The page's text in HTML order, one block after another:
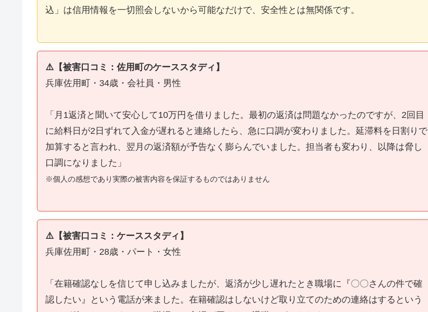
込」は信用情報を一切照会しないから可能なだけで、安全性とは無関係です。
⚠️【被害口コミ：佐用町のケーススタディ】
兵庫佐用町・34歳・会社員・男性
「月1返済と聞いて安心して10万円を借りました。最初の返済は問題なかったのですが、2回目
に給料日が2日ずれて入金が遅れると連絡したら、急に口調が変わりました。延滞料を日割りで
加算すると言われ、翌月の返済額が予告なく膨らんでいました。担当者も変わり、以降は脅し
口調になりました」
※個人の感想であり実際の被害内容を保証するものではありません
⚠️【被害口コミ：ケーススタディ】
兵庫佐用町・28歳・パート・女性
「在籍確認なしを信じて申し込みましたが、返済が少し遅れたとき職場に『〇〇さんの件で確
認したい』という電話が来ました。在籍確認はしないけど取り立てのための連絡はするという